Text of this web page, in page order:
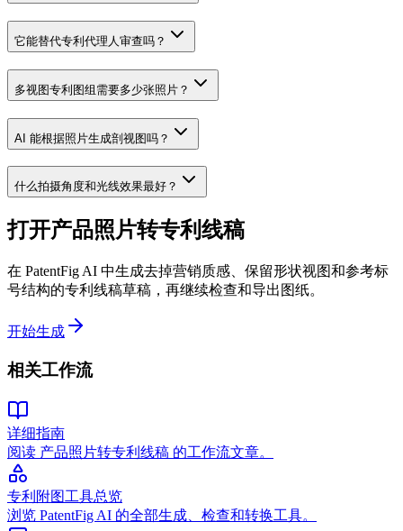
它能替代专利代理人审查吗？
多视图专利图组需要多少张照片？
AI 能根据照片生成剖视图吗？
什么拍摄角度和光线效果最好？
打开产品照片转专利线稿
在 PatentFig AI 中生成去掉营销质感、保留形状视图和参考标
号结构的专利线稿草稿，再继续检查和导出图纸。
开始生成
相关工作流
详细指南
阅读 产品照片转专利线稿 的工作流文章。
专利附图工具总览
浏览 PatentFig AI 的全部生成、检查和转换工具。